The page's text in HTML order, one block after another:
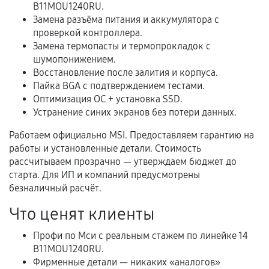
В некоторых случаях возможно оформление
расширенной гарантии. Стоимость, сроки и
условия продления согласовываются отдельно и
фиксируются в документах.
Когда гарантия не действует
Нарушение правил эксплуатации,
механические повреждения, попадание влаги,
перегрев, коррозия.
Самостоятельный ремонт или вмешательство
третьих лиц.
Естественный износ деталей, если иное не
Обращение после окончания гарантийного
срока.
B11MOU1240RU.
Замена разъёма питания и аккумулятора с
проверкой контроллера.
Замена термопасты и термопрокладок с
шумопонижением.
Восстановление после залития и корпуса.
Пайка BGA с подтверждением тестами.
Оптимизация ОС + установка SSD.
Устранение синих экранов без потери данных.
Работаем официально MSI. Предоставляем гарантию на
работы и установленные детали. Стоимость
рассчитываем прозрачно — утверждаем бюджет до
старта. Для ИП и компаний предусмотрены
безналичный расчёт.
Что ценят клиенты
Профи по Мси с реальным стажем по линейке 14
B11MOU1240RU.
Фирменные детали — никаких «аналогов»